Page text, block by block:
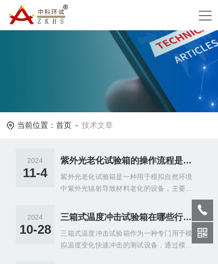
当前位置：首页 -技术文章
2024
11-4
紫外光老化试验箱的操作流程是怎样的？
紫外光老化试验箱是一种用于模拟自然环境
中紫外光辐射导致材料老化的设备，主要用
于测试材料的耐光老化性能。通过模拟自然
环境中的紫外线辐射条件，加速材料老化过
程，以评估材料在特定环境下的耐久性。
2024
10-28
三箱式温度冲击试验箱在哪些行业中应用广泛？
三箱式温度冲击试验箱作为一种专门用于模
拟温度变化快速冲击的测试设备，通过模拟